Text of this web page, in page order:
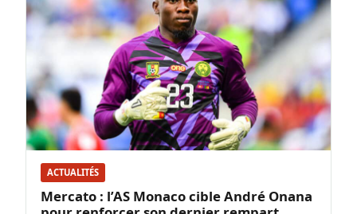
ACTUALITÉS
Mercato : l’AS Monaco cible André Onana